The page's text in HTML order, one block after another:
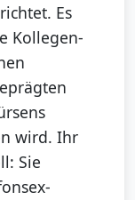
Es
Kollegen-
wird. Ihr
Sie